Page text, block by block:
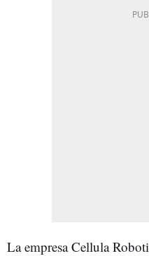
La empresa Cellula